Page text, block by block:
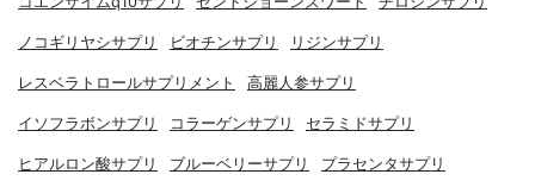
ノコギリヤシサプリ ビオチンサプリ リジンサプリ
レスベラトロールサプリメント 高麗人参サプリ
イソフラボンサプリ コラーゲンサプリ セラミドサプリ
ヒアルロン酸サプリ ブルーベリーサプリ プラセンタサプリ